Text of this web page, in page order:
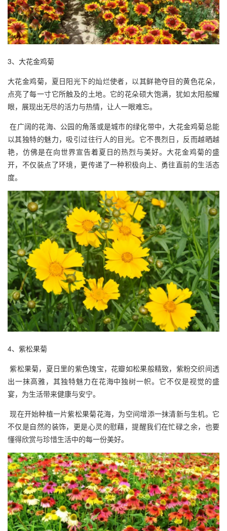
3、大花金鸡菊
大花金鸡菊，夏日阳光下的灿烂使者，以其鲜艳夺目的黄色花朵，
点亮了每一寸它所触及的土地。它的花朵硕大饱满，犹如太阳般耀
眼，展现出无尽的活力与热情，让人一眼难忘。
在广阔的花海、公园的角落或是城市的绿化带中，大花金鸡菊总能
以其独特的魅力，吸引过往行人的目光。它不畏烈日，反而越晒越
艳，仿佛是在向世界宣告着夏日的热烈与美好。大花金鸡菊的盛
开，不仅装点了环境，更传递了一种积极向上、勇往直前的生活态
度。
4、紫松果菊
紫松果菊，夏日里的紫色瑰宝，花瓣如松果般精致，紫粉交织间透
出一抹高雅，其独特魅力在花海中独树一帜。它不仅是视觉的盛
宴，为生活带来健康与安宁。
现在开始种植一片紫松果菊花海，为空间增添一抹清新与生机。它
不仅是自然的装饰，更是心灵的慰藉，提醒我们在忙碌之余，也要
懂得欣赏与珍惜生活中的每一份美好。